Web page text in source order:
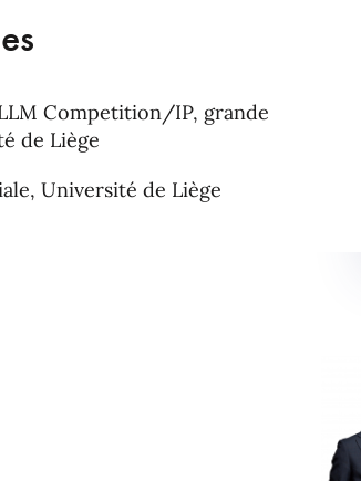
Competition/IP, grande
de Liège
Université de Liège